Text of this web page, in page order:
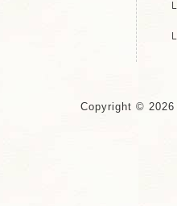
Copyright © 2026